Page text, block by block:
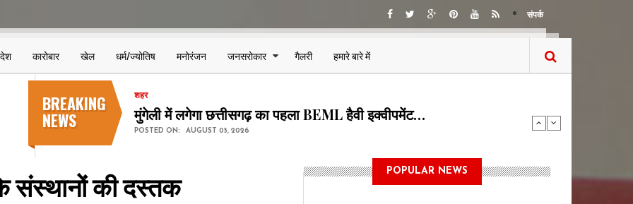
संपर्क
कारोबार खेल धर्म/ज्योतिष मनोरंजन जनसरोकार गैलरी हमारे बारे में
BREAKING
NEWS
शहर
मुंगेली में लगेगा छत्तीसगढ़ का पहला BEML हैवी इक्वीपमेंट…
POSTED ON: AUGUST 05, 2026
संस्थानों की दस्तक POPULAR NEWS